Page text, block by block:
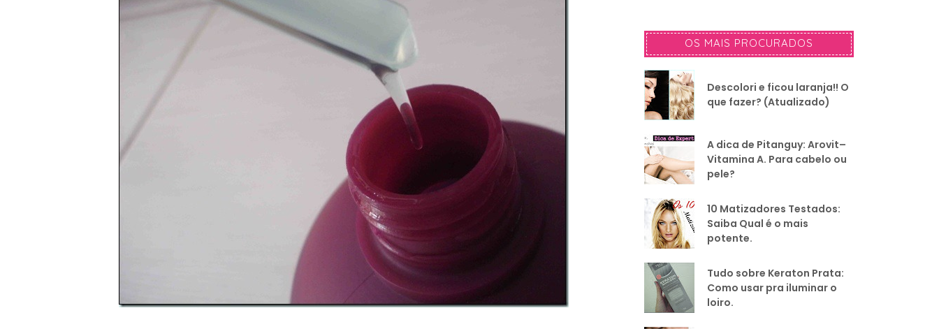
OS MAIS PROCURADOS
Descolori e ficou laranja!! O
que fazer? (Atualizado)
A dica de Pitanguy: Arovit–
Vitamina A. Para cabelo ou
pele?
10 Matizadores Testados:
Saiba Qual é o mais
potente.
Tudo sobre Keraton Prata:
Como usar pra iluminar o
loiro.